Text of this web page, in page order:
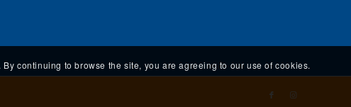
continuing to browse the site, you are agreeing to our use of cookies.